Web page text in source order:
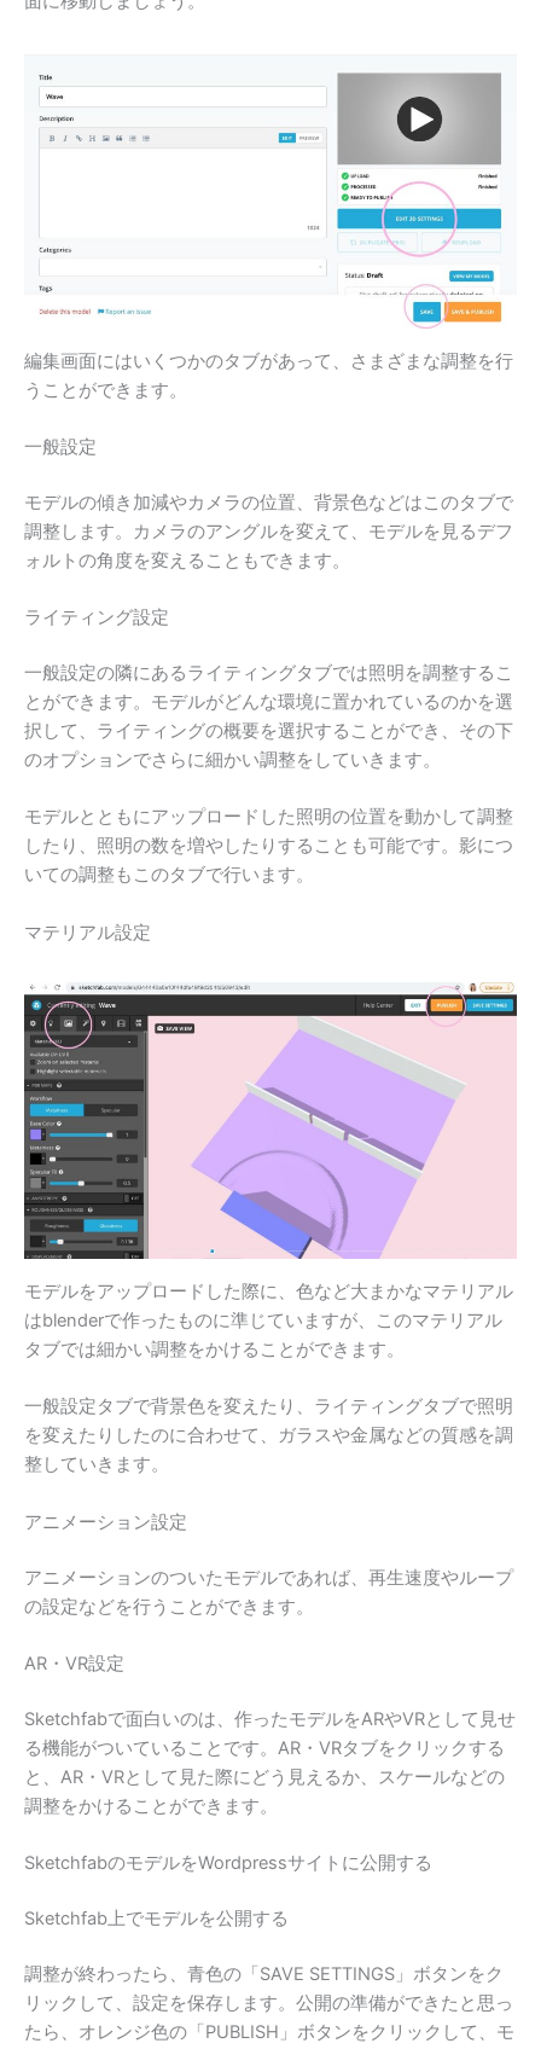
編集画面にはいくつかのタブがあって、さまざまな調整を行
うことができます。
一般設定
モデルの傾き加減やカメラの位置、背景色などはこのタブで
調整します。カメラのアングルを変えて、モデルを見るデフ
ォルトの角度を変えることもできます。
ライティング設定
一般設定の隣にあるライティングタブでは照明を調整するこ
とができます。モデルがどんな環境に置かれているのかを選
択して、ライティングの概要を選択することができ、その下
のオプションでさらに細かい調整をしていきます。
モデルとともにアップロードした照明の位置を動かして調整
したり、照明の数を増やしたりすることも可能です。影につ
いての調整もこのタブで行います。
マテリアル設定
モデルをアップロードした際に、色など大まかなマテリアル
はblenderで作ったものに準じていますが、このマテリアル
タブでは細かい調整をかけることができます。
一般設定タブで背景色を変えたり、ライティングタブで照明
を変えたりしたのに合わせて、ガラスや金属などの質感を調
整していきます。
アニメーション設定
アニメーションのついたモデルであれば、再生速度やループ
の設定などを行うことができます。
AR・VR設定
Sketchfabで面白いのは、作ったモデルをARやVRとして見せ
る機能がついていることです。AR・VRタブをクリックする
と、AR・VRとして見た際にどう見えるか、スケールなどの
調整をかけることができます。
SketchfabのモデルをWordpressサイトに公開する
Sketchfab上でモデルを公開する
調整が終わったら、青色の「SAVE SETTINGS」ボタンをク
リックして、設定を保存します。公開の準備ができたと思っ
たら、オレンジ色の「PUBLISH」ボタンをクリックして、モ